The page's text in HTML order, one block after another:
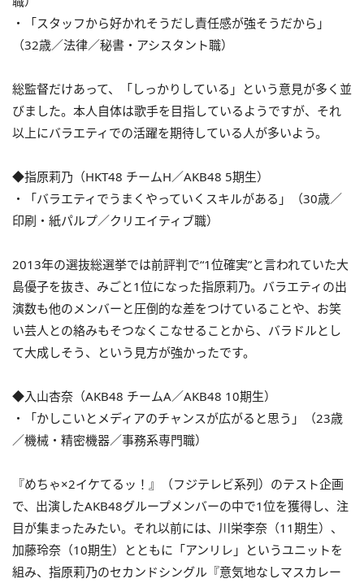
・「スタッフから好かれそうだし責任感が強そうだから」
（32歳／法律／秘書・アシスタント職）
総監督だけあって、「しっかりしている」という意見が多く並
びました。本人自体は歌手を目指しているようですが、それ
以上にバラエティでの活躍を期待している人が多いよう。
◆指原莉乃（HKT48 チームH／AKB48 5期生）
・「バラエティでうまくやっていくスキルがある」（30歳／
印刷・紙パルプ／クリエイティブ職）
2013年の選抜総選挙では前評判で“1位確実”と言われていた大
島優子を抜き、みごと1位になった指原莉乃。バラエティの出
演数も他のメンバーと圧倒的な差をつけていることや、お笑
い芸人との絡みもそつなくこなせることから、バラドルとし
て大成しそう、という見方が強かったです。
◆入山杏奈（AKB48 チームA／AKB48 10期生）
・「かしこいとメディアのチャンスが広がると思う」（23歳
／機械・精密機器／事務系専門職）
『めちゃ×2イケてるッ！』（フジテレビ系列）のテスト企画
で、出演したAKB48グループメンバーの中で1位を獲得し、注
目が集まったみたい。それ以前には、川栄李奈（11期生）、
加藤玲奈（10期生）とともに「アンリレ」というユニットを
組み、指原莉乃のセカンドシングル『意気地なしマスカレー